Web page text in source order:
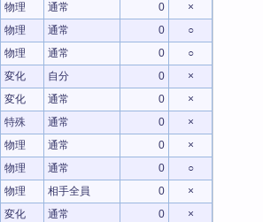
物理 通常 0
×
物理 通常 0
○
物理 通常 0
○
変化 自分 0
×
変化 通常 0
×
特殊 通常 0
×
物理 通常 0
×
物理 通常 0
○
物理 相手全員 0
×
変化 通常 0
×